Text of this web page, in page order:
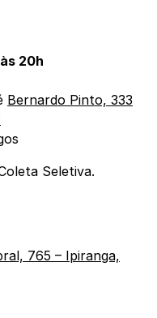
20h
Bernardo Pinto, 333
Seletiva.
765 – Ipiranga,